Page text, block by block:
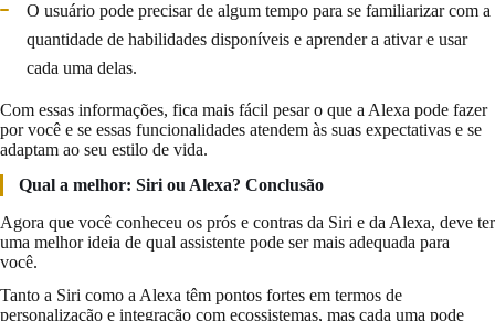
O usuário pode precisar de algum tempo para se familiarizar com a
quantidade de habilidades disponíveis e aprender a ativar e usar
cada uma delas.
Com essas informações, fica mais fácil pesar o que a Alexa pode fazer
por você e se essas funcionalidades atendem às suas expectativas e se
adaptam ao seu estilo de vida.
Qual a melhor: Siri ou Alexa? Conclusão
Agora que você conheceu os prós e contras da Siri e da Alexa, deve ter
uma melhor ideia de qual assistente pode ser mais adequada para
você.
Tanto a Siri como a Alexa têm pontos fortes em termos de
personalização e integração com ecossistemas, mas cada uma pode